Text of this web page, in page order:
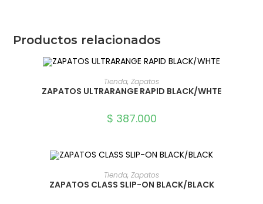
Productos relacionados
SELECCIONAR OPCIONES
Tienda, Zapatos
ZAPATOS ULTRARANGE RAPID BLACK/WHTE
$ 387.000
SELECCIONAR OPCIONES
Tienda, Zapatos
ZAPATOS CLASS SLIP-ON BLACK/BLACK